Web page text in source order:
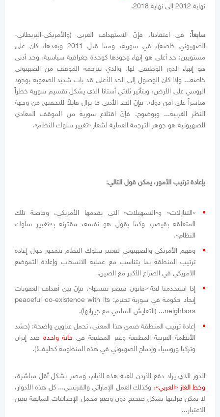
نهاية 2012 إلى نهاية 2018.
سابعاً: في اعتقادنا، فإنّ الاستهداف الغربي (والأمريكي-البريطاني-
الصهيوني خاصة)، في سورية، ومما قبل 2011 وبعدها، كان على
مستويين: حد أعلى هو إنهاء وجودها كوحدة جغرافية سياسية، وحد أدنى
هو إنهاء الدور الوظيفي لها، والذي يترجمه الموقف من الصهيوني
خاصة... وإذا كان الوصول إلى الحد الأعلى قد بات شديد الصعوبة بوجود
الروسي على الأرض، وبتأثير ثلاثي أستانا الذي يشكل تقسيم سورية خطراً
مباشراً على أمن دوله، فإنّ الحد الأدنى ما يزال قابلاً للتحقيق من وجهة
النظر الغربية... وبوضوح: فإنّ اقتلاع سورية من الموقف المعادي
للصهيونية هو جوهر الترجمة العملية لشعار «تغيير سلوك النظام».
بإعادة ترتيب الأمور، يمكن قول التالي:
«التنازلات» و«التسهيلات» التي يقدمها الأمريكي، وخاصة تلك
المتعلقة بقيصر، وكما يقول هو نفسه، مقترنة بـ«تغيير سلوك
النظام».
وفهم الأمريكي والصهيوني لتغيير سلوك النظام يتمحور حول إعادة
ترتيب المنطقة بما يتناسب مع عملية الانسحاب وإعادة التموضع
الأمريكي في الصراع الأكبر مع الصين.
إذا استخدمنا لغة «قانون قيصر نفسها»، فإنّ بين أهداف العقوبات
إيجاد حكومة في سورية تحترم: peaceful co-existence with its
neighbors... (التعايش السلمي مع جيرانها).
إعادة ترتيب المنطقة ضمن هذا المعنى، تحمل عناوين واضحة: (حشد
الأنظمة العربية المطبعة وغير المطبعة في خانة واحدة ضد إيران
وتركيا وروسيا، وإدماج الصهيوني في هذه المنظومة كحليف!).
الدور الذي يراد دفع الأردن للعبه هذه الأيام، ومصر بشكل أقل مباشرة،
وخط الغاز «العربي»، وكذلك العمل الإماراتي والفرنسي... كل هذه الأدوار،
لا يمكن قراءتها بشكل صحيح دون وضع مجمل الإحداثيات السابقة بعين
الاعتبار...